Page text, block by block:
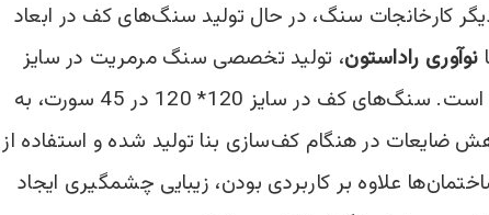
کارخانجات سنگ، در حال تولید سنگ­‌های کف در ابعاد
نوآوری راداستون، تولید تخصصی سنگ مرمریت در سایز
120*120 و سایز 60 طولی است. سنگ‌­های کف در سایز 120* 120 در 45 سورت، به
ضایعات در هنگام کف­‌سازی بنا تولید شده و استفاده از
علاوه بر کاربردی بودن، زیبایی چشم­گیری ایجاد